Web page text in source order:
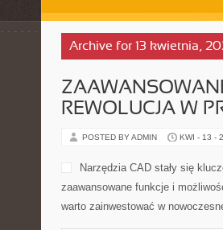
Archive for 13 kwietnia,
REWOLUCJA W
POSTED BY ADMIN KWI - 13 -
Narzędzia CAD stały się
zaawansowane funkcje i
warto zainwestować w